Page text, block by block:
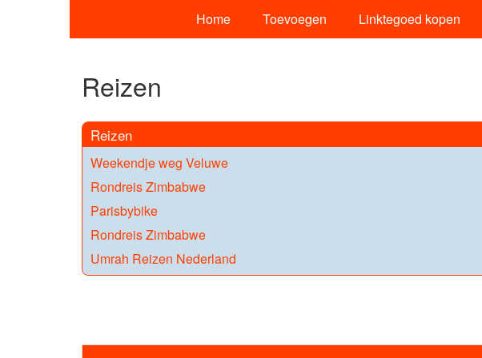
Home Toevoegen Linktegoed kopen
Reizen
Reizen
Weekendje weg Veluwe
Rondreis Zimbabwe
Parisbybike
Rondreis Zimbabwe
Umrah Reizen Nederland